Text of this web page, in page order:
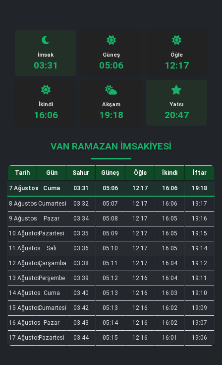
İmsak
03:31
Güneş
05:06
Öğle
12:17
İkindi
16:06
Akşam
19:18
Yatsı
20:47
VAN RAMAZAN İMSAKIYESI
Tarih Gün Sahur Güneş Öğle İkindi İftar
7 Ağustos Cuma 03:31 05:06 12:17 16:06 19:18
8 Ağustos Cumartesi 03:32 05:07 12:17 16:06 19:17
9 Ağustos Pazar 03:34 05:08 12:17 16:05 19:16
10 AğustosPazartesi 03:35 05:09 12:17 16:05 19:15
11 Ağustos Salı 03:36 05:10 12:17 16:05 19:14
12 AğustosÇarşamba 03:38 05:11 12:17 16:04 19:12
13 AğustosPerşembe 03:39 05:12 12:16 16:04 19:11
14 Ağustos Cuma 03:40 05:13 12:16 16:03 19:10
15 AğustosCumartesi 03:42 05:13 12:16 16:02 19:09
16 Ağustos Pazar 03:43 05:14 12:16 16:02 19:07
17 AğustosPazartesi 03:44 05:15 12:16 16:01 19:06